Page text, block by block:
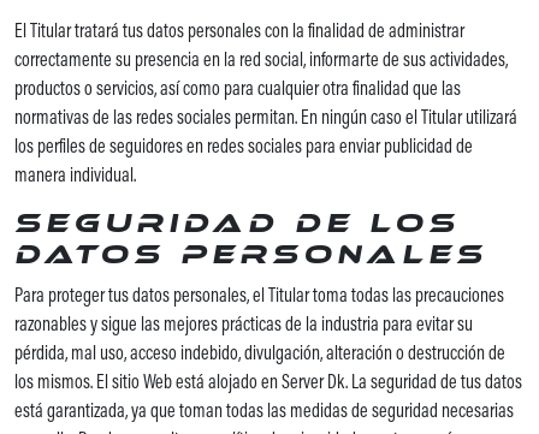
El Titular tratará tus datos personales con la finalidad de administrar
correctamente su presencia en la red social, informarte de sus actividades,
productos o servicios, así como para cualquier otra finalidad que las
normativas de las redes sociales permitan. En ningún caso el Titular utilizará
los perfiles de seguidores en redes sociales para enviar publicidad de
manera individual.
Seguridad de los
datos personales
Para proteger tus datos personales, el Titular toma todas las precauciones
razonables y sigue las mejores prácticas de la industria para evitar su
pérdida, mal uso, acceso indebido, divulgación, alteración o destrucción de
los mismos. El sitio Web está alojado en Server Dk. La seguridad de tus datos
está garantizada, ya que toman todas las medidas de seguridad necesarias